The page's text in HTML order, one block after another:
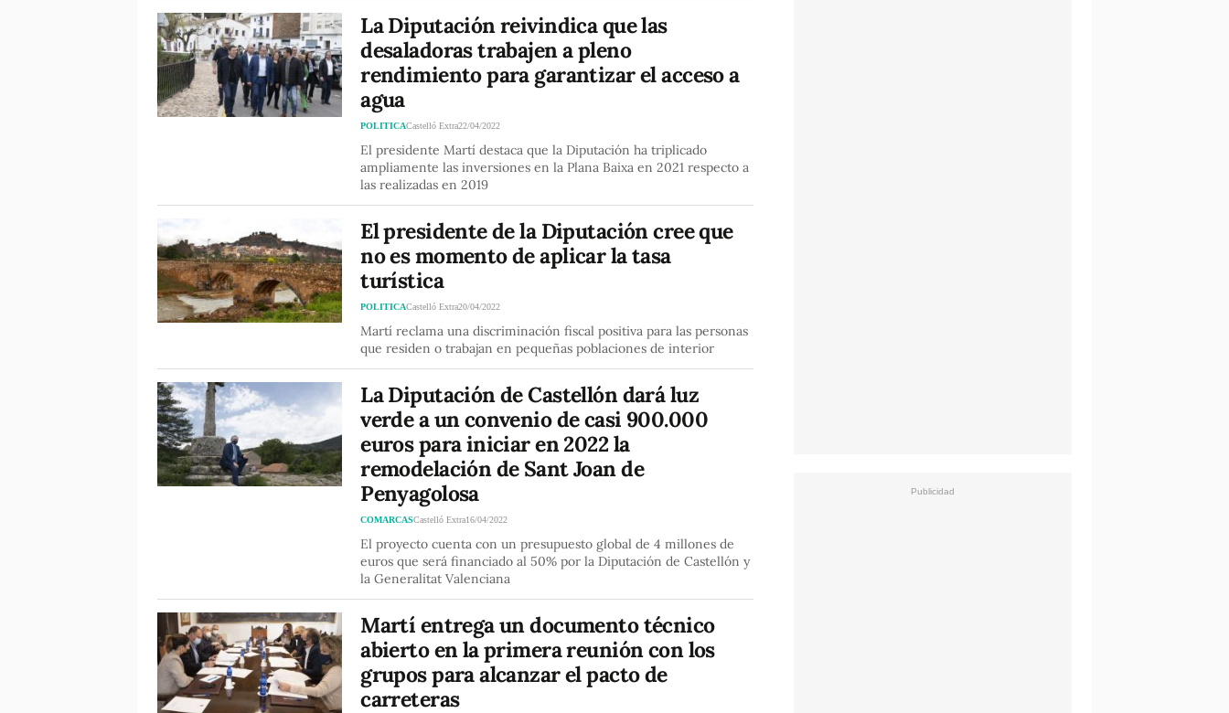
La Diputación reivindica que las
desaladoras trabajen a pleno
rendimiento para garantizar el acceso a
agua
POLITICACastelló Extra22/04/2022
El presidente Martí destaca que la Diputación ha triplicado
ampliamente las inversiones en la Plana Baixa en 2021 respecto a
las realizadas en 2019
El presidente de la Diputación cree que
no es momento de aplicar la tasa
turística
POLITICACastelló Extra20/04/2022
Martí reclama una discriminación fiscal positiva para las personas
que residen o trabajan en pequeñas poblaciones de interior
La Diputación de Castellón dará luz
verde a un convenio de casi 900.000
euros para iniciar en 2022 la
remodelación de Sant Joan de
Penyagolosa
COMARCASCastelló Extra16/04/2022
El proyecto cuenta con un presupuesto global de 4 millones de
euros que será financiado al 50% por la Diputación de Castellón y
la Generalitat Valenciana
Martí entrega un documento técnico
abierto en la primera reunión con los
grupos para alcanzar el pacto de
carreteras